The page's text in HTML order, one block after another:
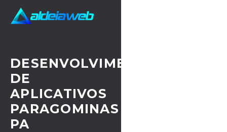
DESENVOLVIMENTO
DE
APLICATIVOS
PARAGOMINAS
PA